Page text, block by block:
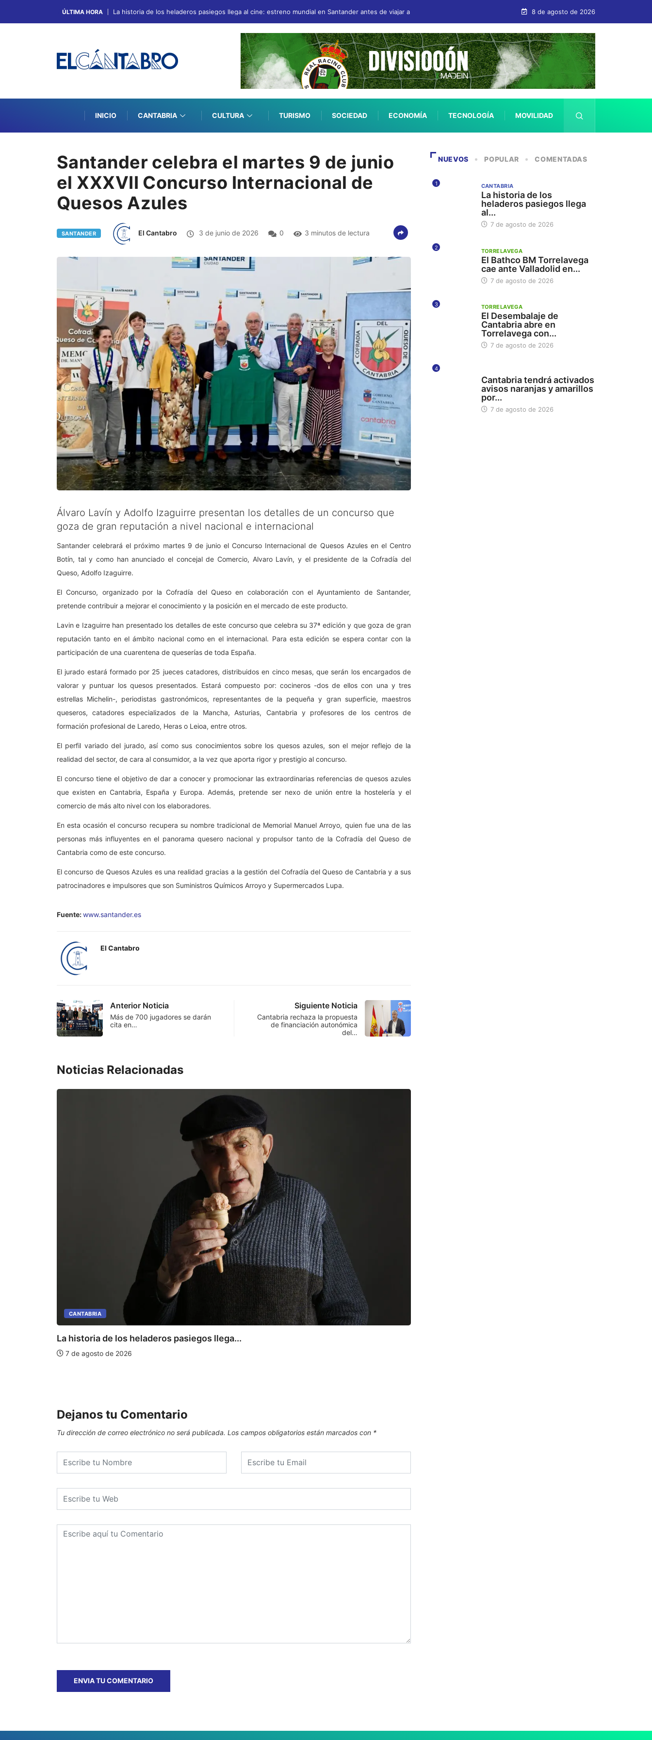
ÚLTIMA HORA La historia de los heladeros pasiegos llega al cine: estreno mundial en Santander antes de viajar a San Sebastián 8 de agosto de 2026
INICIO CANTABRIA CULTURA TURISMO SOCIEDAD ECONOMÍA TECNOLOGÍA MOVILIDAD
Santander celebra el martes 9 de junio
el XXXVII Concurso Internacional de
Quesos Azules
SANTANDER El Cantabro 3 de junio de 2026 0 3 minutos de lectura
Álvaro Lavín y Adolfo Izaguirre presentan los detalles de un concurso que
goza de gran reputación a nivel nacional e internacional
Santander celebrará el próximo martes 9 de junio el Concurso Internacional de Quesos Azules en el Centro
Botín, tal y como han anunciado el concejal de Comercio, Alvaro Lavín, y el presidente de la Cofradía del
Queso, Adolfo Izaguirre.
El Concurso, organizado por la Cofradía del Queso en colaboración con el Ayuntamiento de Santander,
pretende contribuir a mejorar el conocimiento y la posición en el mercado de este producto.
Lavin e Izaguirre han presentado los detalles de este concurso que celebra su 37ª edición y que goza de gran
reputación tanto en el ámbito nacional como en el internacional. Para esta edición se espera contar con la
participación de una cuarentena de queserías de toda España.
El jurado estará formado por 25 jueces catadores, distribuidos en cinco mesas, que serán los encargados de
valorar y puntuar los quesos presentados. Estará compuesto por: cocineros -dos de ellos con una y tres
estrellas Michelin-, periodistas gastronómicos, representantes de la pequeña y gran superficie, maestros
queseros, catadores especializados de la Mancha, Asturias, Cantabria y profesores de los centros de
formación profesional de Laredo, Heras o Leioa, entre otros.
El perfil variado del jurado, así como sus conocimientos sobre los quesos azules, son el mejor reflejo de la
realidad del sector, de cara al consumidor, a la vez que aporta rigor y prestigio al concurso.
El concurso tiene el objetivo de dar a conocer y promocionar las extraordinarias referencias de quesos azules
que existen en Cantabria, España y Europa. Además, pretende ser nexo de unión entre la hostelería y el
comercio de más alto nivel con los elaboradores.
En esta ocasión el concurso recupera su nombre tradicional de Memorial Manuel Arroyo, quien fue una de las
personas más influyentes en el panorama quesero nacional y propulsor tanto de la Cofradía del Queso de
Cantabria como de este concurso.
El concurso de Quesos Azules es una realidad gracias a la gestión del Cofradía del Queso de Cantabria y a sus
patrocinadores e impulsores que son Suministros Químicos Arroyo y Supermercados Lupa.
Fuente:www.santander.es
El Cantabro
Anterior Noticia
Más de 700 jugadores se darán
cita en…
Siguiente Noticia
Cantabria rechaza la propuesta
de financiación autonómica
del…
Noticias Relacionadas
CANTABRIA
La historia de los heladeros pasiegos llega...
7 de agosto de 2026
Dejanos tu Comentario
Tu dirección de correo electrónico no será publicada. Los campos obligatorios están marcados con *
NUEVOS POPULAR COMENTADAS
1 CANTABRIA
La historia de los
heladeros pasiegos llega
al...
7 de agosto de 2026
2 TORRELAVEGA
El Bathco BM Torrelavega
cae ante Valladolid en...
7 de agosto de 2026
3 TORRELAVEGA
El Desembalaje de
Cantabria abre en
Torrelavega con...
7 de agosto de 2026
4
Cantabria tendrá activados
avisos naranjas y amarillos
por...
7 de agosto de 2026